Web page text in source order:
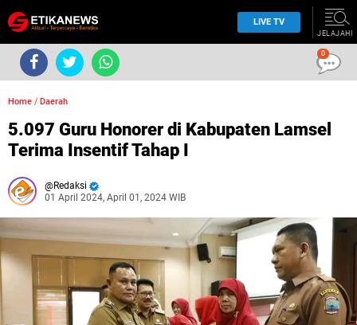
LIVE TV
JELAJAHI
Home / Daerah
5.097 Guru Honorer di Kabupaten Lamsel
Terima Insentif Tahap I
Redaksi
01 April 2024, April 01, 2024 WIB
0